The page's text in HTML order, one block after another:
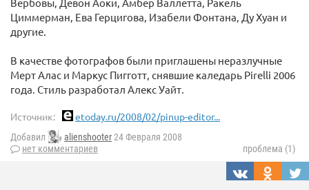
Циммерман, Ева Герцигова, Изабели Фонтана, Ду Хуан и
другие.
В качестве фотографов были приглашены неразлучные
Мерт Алас и Маркус Пигготт, снявшие каледарь Pirelli 2006
года. Стиль разработал Алекс Уайт.
Источник: etoday.ru/2008/02/pinup-editor...
Добавил alienshooter24 Февраля 2008
нет комментариев
проблема (1)